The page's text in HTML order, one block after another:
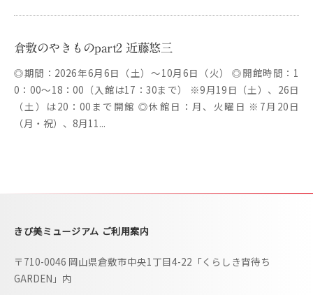
倉敷のやきものpart2 近藤悠三
◎期間：2026年6月6日（土）～10月6日（火） ◎開館時間：1
0：00～18：00（入館は17：30まで） ※9月19日（土）、26日
（土）は20：00まで開館 ◎休館日：月、火曜日 ※7月20日
（月・祝）、8月11...
きび美ミュージアム ご利用案内
〒710-0046 岡山県倉敷市中央1丁目4-22「くらしき宵待ち
GARDEN」内